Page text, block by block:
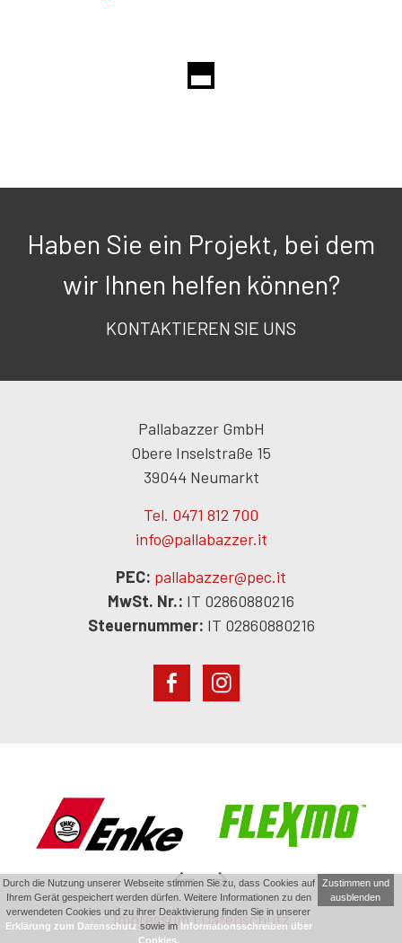
Haben Sie ein Projekt, bei dem
wir Ihnen helfen können?
KONTAKTIEREN SIE UNS
Pallabazzer GmbH
Obere Inselstraße 15
39044 Neumarkt
Tel. 0471 812 700
info@pallabazzer.it
PEC: pallabazzer@pec.it
MwSt. Nr.: IT 02860880216
Steuernummer: IT 02860880216
Impressum | Datenschutz
Durch die Nutzung unserer Webseite stimmen Sie zu, dass Cookies auf
Ihrem Gerät gespeichert werden dürfen. Weitere Informationen zu den
verwendeten Cookies und zu ihrer Deaktivierung finden Sie in unserer
Erklärung zum Datenschutzsowie imInformationsschreiben über
Cookies.
Zustimmen und
ausblenden